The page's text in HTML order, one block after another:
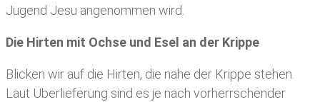
Jugend Jesu angenommen wird.
Die Hirten mit Ochse und Esel an der Krippe
Blicken wir auf die Hirten, die nahe der Krippe stehen.
Laut Überlieferung sind es je nach vorherrschender